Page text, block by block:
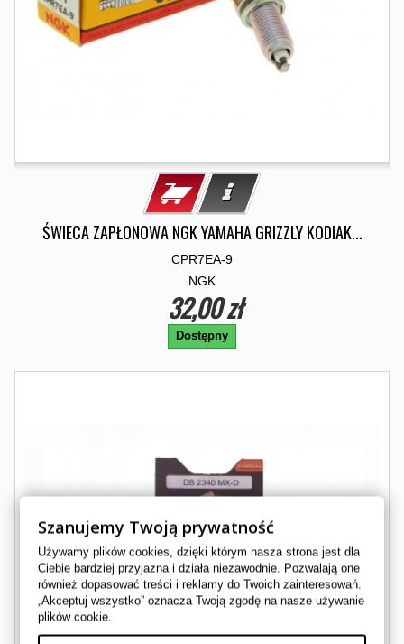
ŚWIECA ZAPŁONOWA NGK YAMAHA GRIZZLY KODIAK...
CPR7EA-9
NGK
32,00 zł
Dostępny
Szanujemy Twoją prywatność
Używamy plików cookies, dzięki którym nasza strona jest dla
Ciebie bardziej przyjazna i działa niezawodnie. Pozwalają one
również dopasować treści i reklamy do Twoich zainteresowań.
„Akceptuj wszystko” oznacza Twoją zgodę na nasze używanie
plików cookie.